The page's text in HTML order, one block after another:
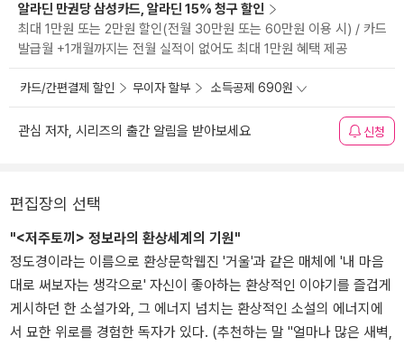
알라딘 만권당 삼성카드, 알라딘 15% 청구 할인
최대 1만원 또는 2만원 할인(전월 30만원 또는 60만원 이용 시) / 카드
발급월 +1개월까지는 전월 실적이 없어도 최대 1만원 혜택 제공
카드/간편결제 할인 무이자 할부 소득공제 690원
관심 저자, 시리즈의 출간 알림을 받아보세요 신청
편집장의 선택
"<저주토끼> 정보라의 환상세계의 기원"
정도경이라는 이름으로 환상문학웹진 '거울'과 같은 매체에 '내 마음
대로 써보자는 생각으로' 자신이 좋아하는 환상적인 이야기를 즐겁게
게시하던 한 소설가와, 그 에너지 넘치는 환상적인 소설의 에너지에
서 묘한 위로를 경험한 독자가 있다. (추천하는 말 "얼마나 많은 새벽,